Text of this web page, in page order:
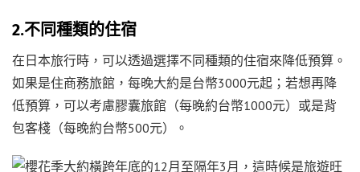
2.不同種類的住宿
在日本旅行時，可以透過選擇不同種類的住宿來降低預算。
如果是住商務旅館，每晚大約是台幣3000元起；若想再降
低預算，可以考慮膠囊旅館（每晚約台幣1000元）或是背
包客棧（每晚約台幣500元）。